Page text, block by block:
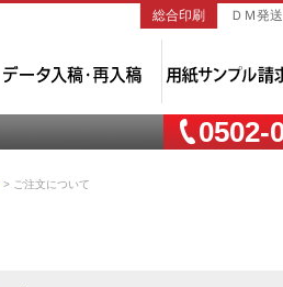
総合印刷 ＤＭ発送
0502-
> ご注文について